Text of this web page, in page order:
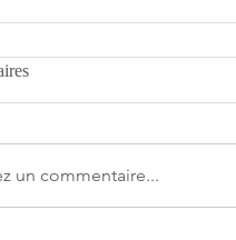
un commentaire...